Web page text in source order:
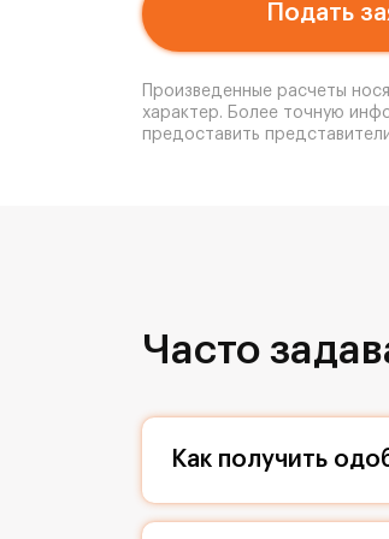
Подать
Произведенные расчеты
характер. Более точную
предоставить
Часто
Как получить